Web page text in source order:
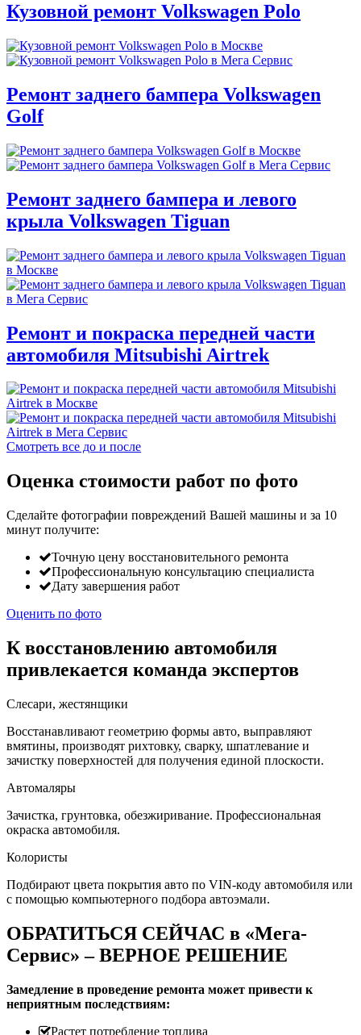
Кузовной ремонт Volkswagen Polo
Ремонт заднего бампера Volkswagen
Golf
Ремонт заднего бампера и левого
крыла Volkswagen Tiguan
Ремонт и покраска передней части
автомобиля Mitsubishi Airtrek
Смотреть все до и после
Оценка стоимости работ по фото
Сделайте фотографии повреждений Вашей машины и за 10
минут получите:
Точную цену восстановительного ремонта
Профессиональную консультацию специалиста
Дату завершения работ
Оценить по фото
К восстановлению автомобиля
привлекается команда экспертов
Слесари, жестянщики
Восстанавливают геометрию формы авто, выправляют
вмятины, производят рихтовку, сварку, шпатлевание и
зачистку поверхностей для получения единой плоскости.
Автомаляры
Зачистка, грунтовка, обезжиривание. Профессиональная
окраска автомобиля.
Колористы
Подбирают цвета покрытия авто по VIN-коду автомобиля или
с помощью компьютерного подбора автоэмали.
ОБРАТИТЬСЯ СЕЙЧАС в «Мега-
Сервис» – ВЕРНОЕ РЕШЕНИЕ
Замедление в проведение ремонта может привести к
неприятным последствиям:
Растет потребление топлива